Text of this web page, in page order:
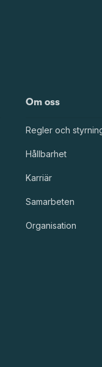
Om oss
Regler och
Hållbarhet
Karriär
Samarbeten
Organisation